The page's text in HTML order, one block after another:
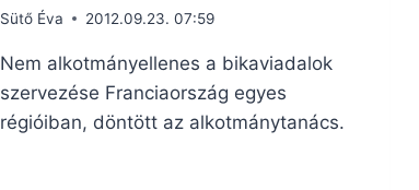
Sütő Éva 2012.09.23. 07:59
Nem alkotmányellenes a bikaviadalok
szervezése Franciaország egyes
régióiban, döntött az alkotmánytanács.